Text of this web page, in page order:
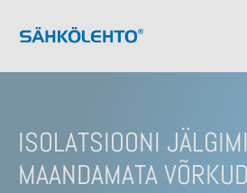
ISOLATSIOONI
MAANDAMATA